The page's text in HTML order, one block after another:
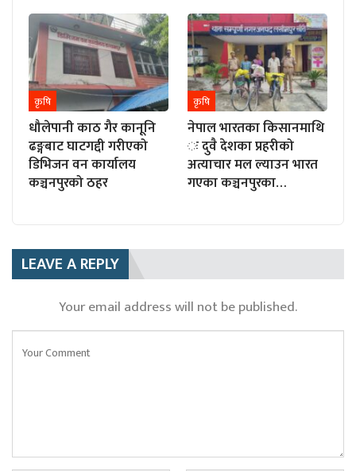
कृषि
धौलेपानी काठ गैर कानूनि
ढङ्गबाट घाटगद्दी गरीएको
डिभिजन वन कार्यालय
कञ्चनपुरको ठहर
कृषि
नेपाल भारतका किसानमाथि
ः दुवै देशका प्रहरीको
अत्याचार मल ल्याउन भारत
गएका कञ्चनपुरका…
LEAVE A REPLY
Your email address will not be published.